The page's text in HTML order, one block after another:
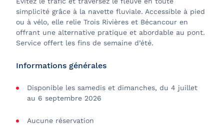
simplicité grâce à la navette fluviale. Accessible à pied
ou à vélo, elle relie Trois Rivières et Bécancour en
offrant une alternative pratique et abordable au pont.
Service offert les fins de semaine d’été.
Informations générales
Disponible les samedis et dimanches, du 4 juillet
au 6 septembre 2026
Aucune réservation